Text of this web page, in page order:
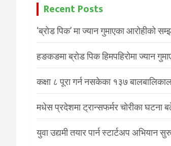
Recent Posts
‘ब्रोड पिक’ मा ज्यान गुमाएका आरोहीको
हङकङमा ब्रोड पिक हिमपहिरोमा ज्यान
कक्षा ८ पूरा गर्न नसकेका १३७
मधेस प्रदेशमा ट्रान्सफर्मर चोरीका घटना
युवा उद्यमी तयार पार्न स्टार्टअप अभियान सुरु